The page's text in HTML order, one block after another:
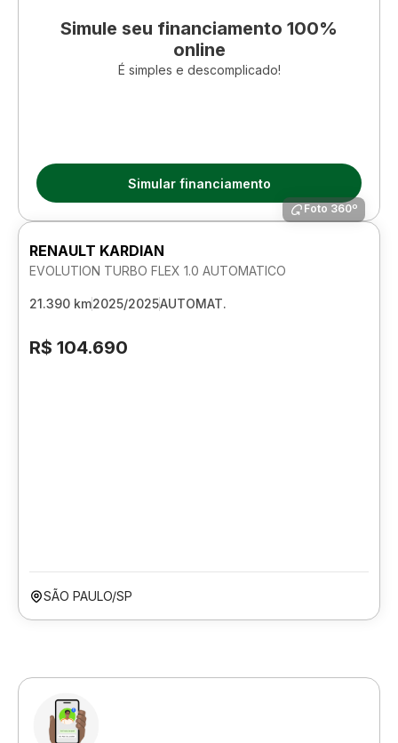
Simule seu financiamento 100%
online
É simples e descomplicado!
Simular financiamento
Foto 360º
RENAULT KARDIAN
EVOLUTION TURBO FLEX 1.0 AUTOMATICO
21.390 km2025/2025AUTOMAT.
R$ 104.690
SÃO PAULO/SP